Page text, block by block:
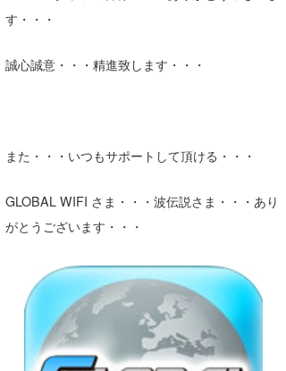
す・・・
誠心誠意・・・精進致します・・・
また・・・いつもサポートして頂ける・・・
GLOBAL WIFI さま・・・波伝説さま・・・あり
がとうございます・・・